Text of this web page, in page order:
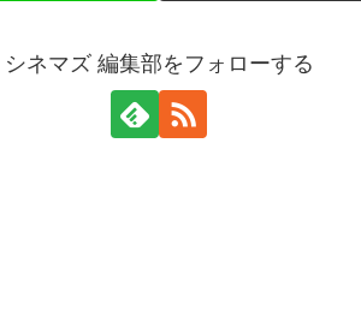
シネマズ 編集部をフォローする